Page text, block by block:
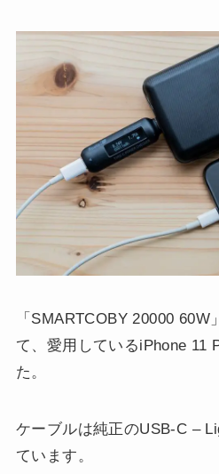
「SMARTCOBY 20000
て、愛用しているiPhone 11
た。
ケーブルは純正のUSB-C –
ています。